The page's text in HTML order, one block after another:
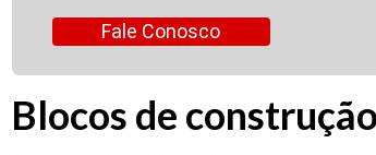
Fale Conosco
Blocos de